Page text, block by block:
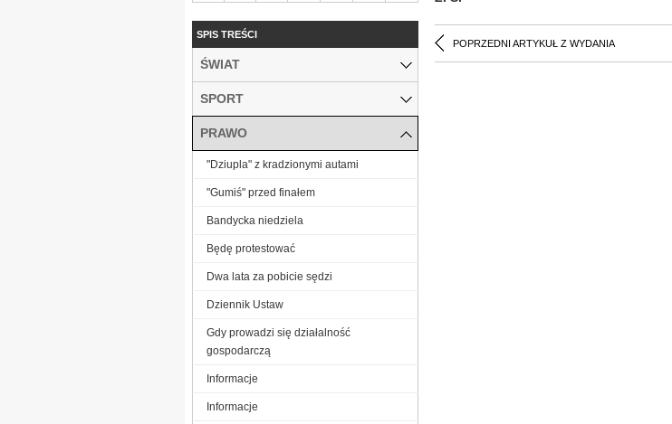
POPRZEDNI ARTYKUŁ Z WYDANIA
SPIS TREŚCI
ŚWIAT
SPORT
PRAWO
"Dziupla" z kradzionymi autami
"Gumiś" przed finałem
Bandycka niedziela
Będę protestować
Dwa lata za pobicie sędzi
Dziennik Ustaw
Gdy prowadzi się działalność
gospodarczą
Informacje
Informacje